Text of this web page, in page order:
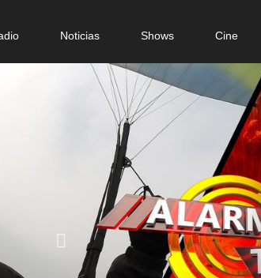
Noticias Shows Cine